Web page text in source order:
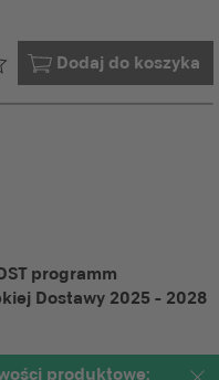
Dodaj do koszyka
Już w Twoim
programm
Dostawy 2025 - 2028
produktowe: